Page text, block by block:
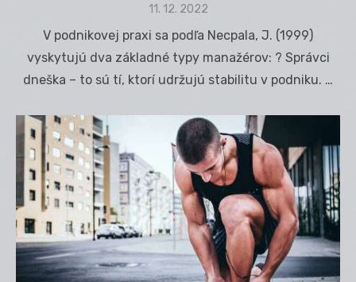
Posted
11. 12. 2022
V podnikovej praxi sa podľa Necpala, J. (1999)
vyskytujú dva základné typy manažérov: ? Správci
dneška – to sú tí, ktorí udržujú stabilitu v podniku. …